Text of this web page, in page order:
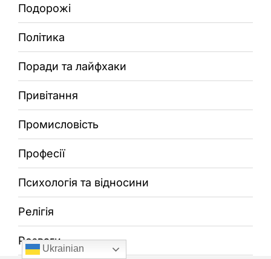
Подорожі
Політика
Поради та лайфхаки
Привітання
Промисловість
Професії
Психологія та відносини
Релігія
Розваги
Ukrainian